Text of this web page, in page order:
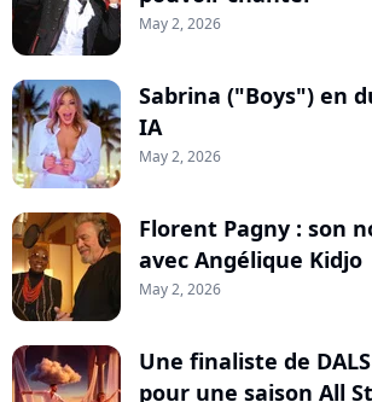
May 2, 2026
Sabrina ("Boys") en
IA
May 2, 2026
Florent Pagny : son
avec Angélique Kidjo
May 2, 2026
Une finaliste de
pour une saison All